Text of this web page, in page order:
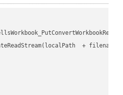
+ filename